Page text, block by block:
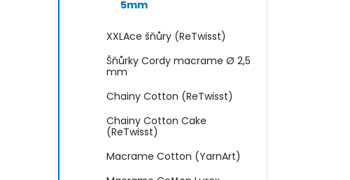
5mm
XXLAce šňůry (ReTwisst)
Šňůrky Cordy macrame Ø 2,5
mm
Chainy Cotton (ReTwisst)
Chainy Cotton Cake
(ReTwisst)
Macrame Cotton (YarnArt)